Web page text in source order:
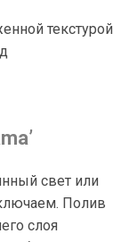
текстурой
свет или
Полив
слоя